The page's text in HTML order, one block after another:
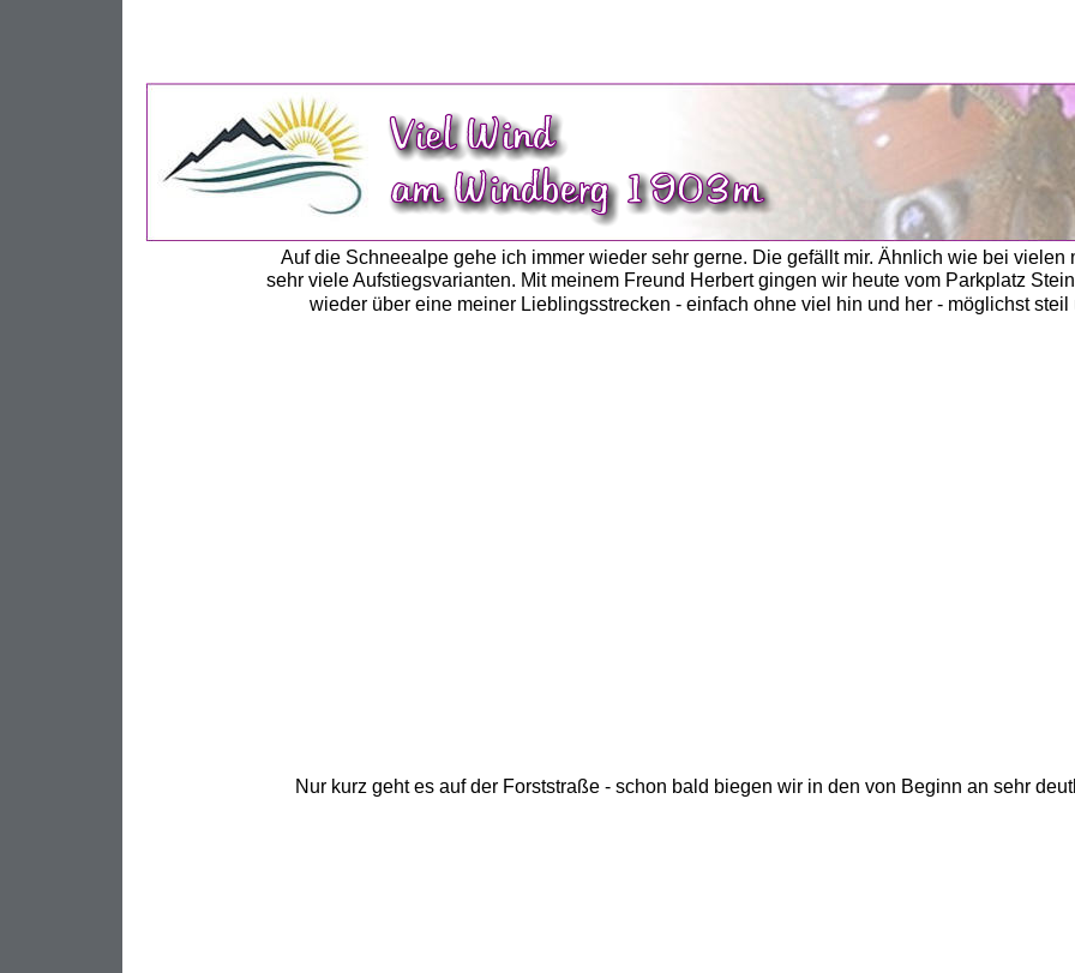
Auf die Schneealpe gehe ich immer wieder sehr gerne. Die gefällt mir. Ähnlich wie bei vielen
sehr viele Aufstiegsvarianten. Mit meinem Freund Herbert gingen wir heute vom Parkplatz
wieder über eine meiner Lieblingsstrecken - einfach ohne viel hin und her - möglichst
Nur kurz geht es auf der Forststraße - schon bald biegen wir in den von Beginn an sehr